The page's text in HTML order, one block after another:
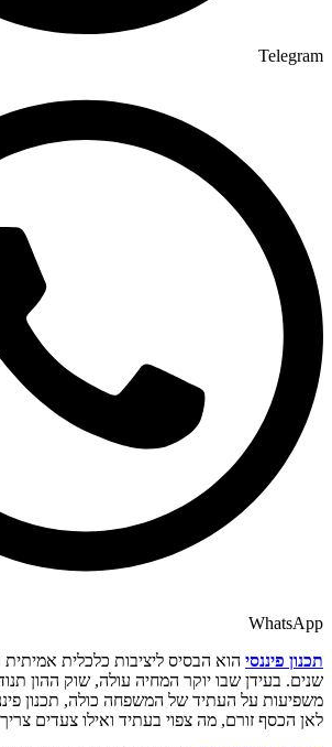
Telegram
WhatsApp
תכנון פיננסי הוא הבסיס ליציבות כלכלית
שנים. בעידן שבו יוקר המחיה עולה, שוק ההון
משפיעות על העתיד של המשפחה כולה, תכנון
לאן הכסף זורם, מה צפוי בעתיד ואילו צעדים